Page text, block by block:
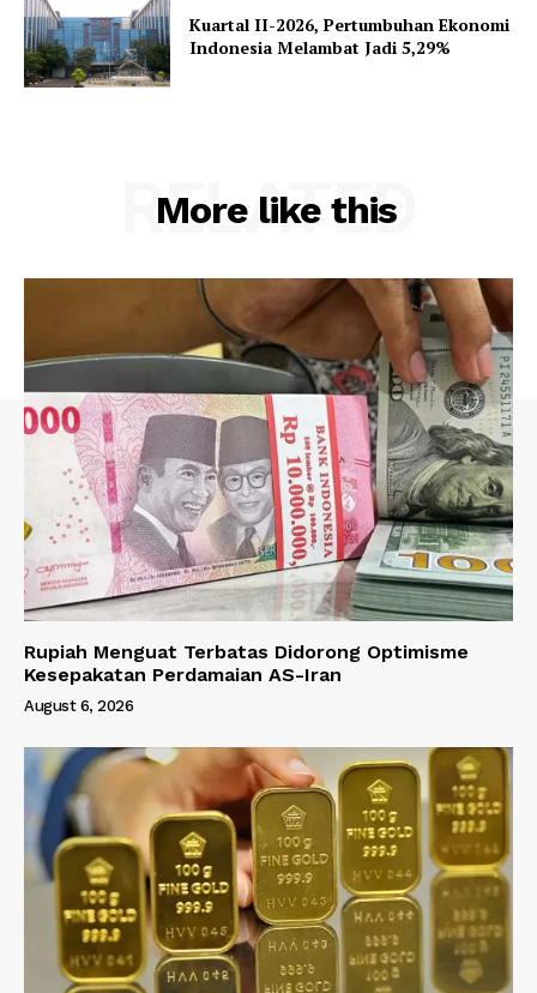
Kuartal II-2026, Pertumbuhan Ekonomi
Indonesia Melambat Jadi 5,29%
More like this
RELATED
Rupiah Menguat Terbatas Didorong Optimisme
Kesepakatan Perdamaian AS-Iran
August 6, 2026